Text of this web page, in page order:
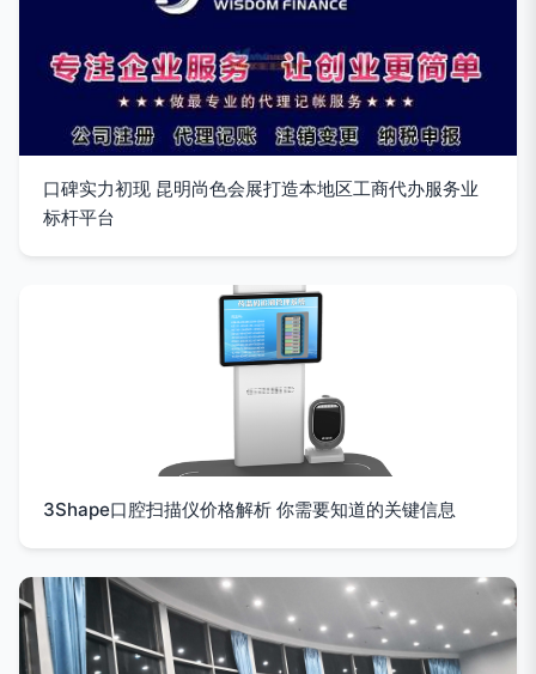
口碑实力初现 昆明尚色会展打造本地区工商代办服务业
标杆平台
3Shape口腔扫描仪价格解析 你需要知道的关键信息